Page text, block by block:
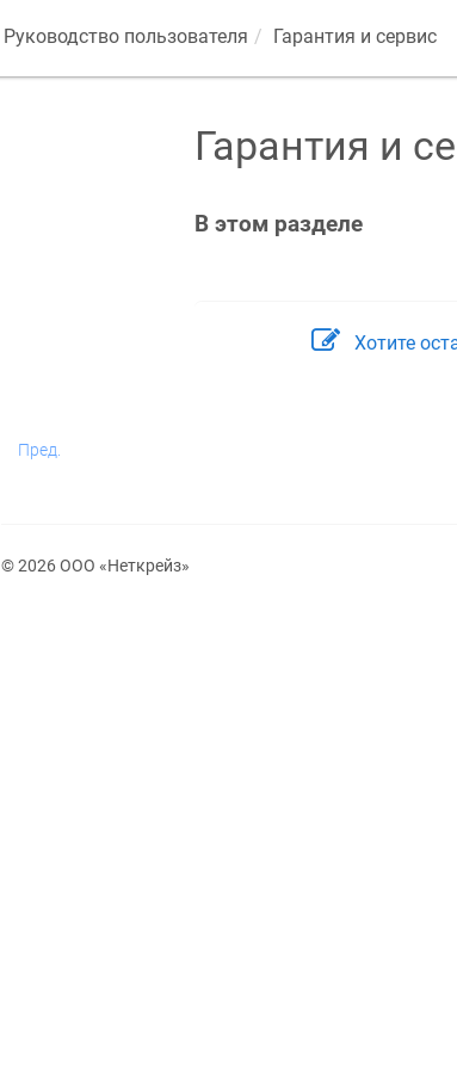
Руководство пользователя Гарантия и сервис
Гарантия и
В этом разделе
Хотите
Пред.
© 2026 ООО «Неткрейз»